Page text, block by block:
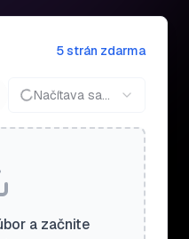
5 strán zdarma
Načítava sa...
a začnite